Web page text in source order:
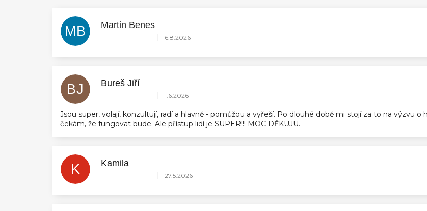
MB Martin Benes
Hodnocení obchodu je 5 z 5 hvězdiček.
| 6.8.2026
BJ Bureš Jiří
Hodnocení obchodu je 5 z 5 hvězdiček.
| 1.6.2026
Jsou super, volají, konzultují, radí a hlavně - pomůžou a vyřeší. Po dlouhé době mi stojí za to na výzvu
čekám, že fungovat bude. Ale přístup lidí je SUPER!!! MOC DĚKUJU.
K Kamila
Hodnocení obchodu je 5 z 5 hvězdiček.
| 27.5.2026